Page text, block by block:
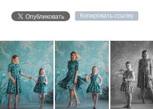
Копировать ссылку